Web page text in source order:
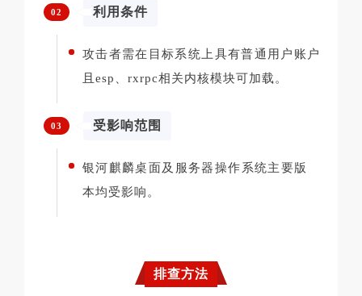
02 利用条件
攻击者需在目标系统上具有普通用户账户
且esp、rxrpc相关内核模块可加载。
03 受影响范围
银河麒麟桌面及服务器操作系统主要版
本均受影响。
排查方法